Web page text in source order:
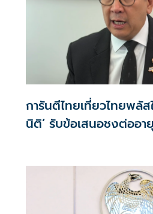
การันตีไทยเที่ยวไทยพลัส
นิติ’ รับข้อเสนอชงต่ออ